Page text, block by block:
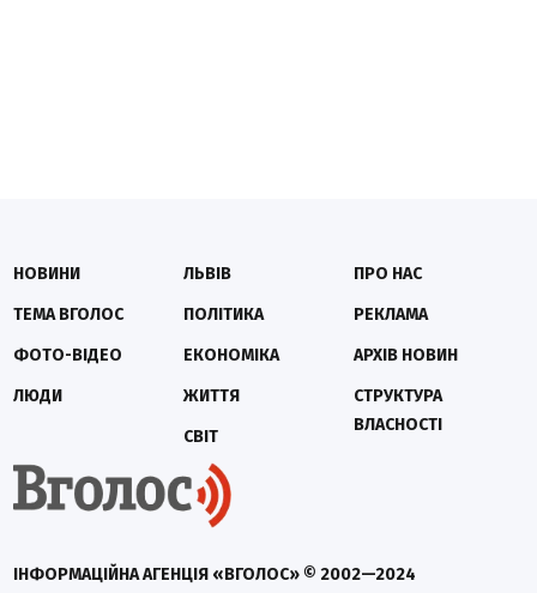
ІНФОРМАЦІЙНА АГЕНЦІЯ «ВГОЛОС» © 2002—2024
НОВИНИ
ТЕМА ВГОЛОС
ФОТО-ВІДЕО
ЛЮДИ
ЛЬВІВ
ПОЛІТИКА
ЕКОНОМІКА
ЖИТТЯ
СВІТ
ПРО НАС
РЕКЛАМА
АРХІВ НОВИН
СТРУКТУРА
ВЛАСНОСТІ